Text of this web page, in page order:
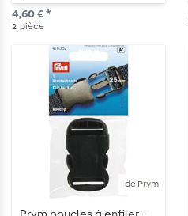
pièces
4,60 € *
2 pièce
de Prym